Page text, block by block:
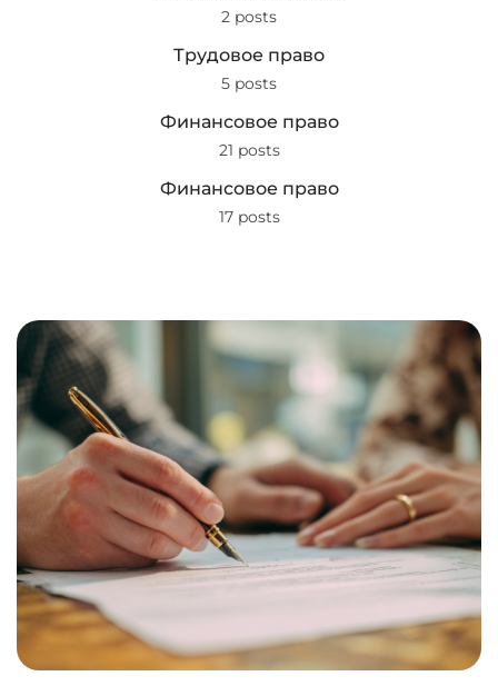
2 posts
Трудовое право
5 posts
Финансовое право
21 posts
Финансовое право
17 posts